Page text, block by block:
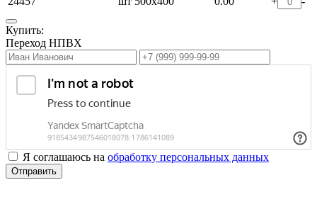
Купить:
Переход НПВХ
Я соглашаюсь на обработку персональных данных
Отправить